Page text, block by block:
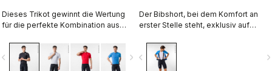
Dieses Trikot gewinnt die Wertung
für die perfekte Kombination aus
Performance. Der cross-gefärbte
Micro-Piqué-Stoff sorgt für Komfort
und einen raffinierten Look. Ein
navigate_next
Der Bibshort, bei dem Komfort an
erster Stelle steht, exklusiv auf
navigate_before